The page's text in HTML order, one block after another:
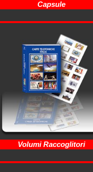
Capsule
Volumi Raccoglitori